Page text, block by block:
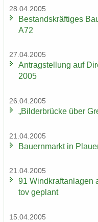
28.04.2005
Be­stands­kräf­ti­ges
A72
27.04.2005
An­trag­stel­lung auf
2005
26.04.2005
„Bil­der­brü­cke über
21.04.2005
Bau­ern­markt in
21.04.2005
91 Wind­kraft­an­la­gen
tov ge­plant
15.04.2005